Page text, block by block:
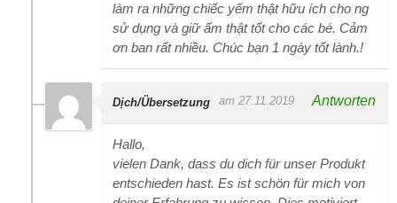
làm ra những chiếc yếm thật hữu ích cho ng
sử dụng và giữ ấm thật tốt cho các bé. Cảm
ơn ban rất nhiều. Chúc bạn 1 ngày tốt lành.!
Dịch/Übersetzung am 27.11.2019 Antworten
Hallo,
vielen Dank, dass du dich für unser Produkt
entschieden hast. Es ist schön für mich von